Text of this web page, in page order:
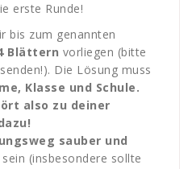
erste Runde!
bis zum genannten
Blättern vorliegen (bitte
Die Lösung muss
Klasse und Schule.
also zu deiner
sauber und
sein (insbesondere sollte